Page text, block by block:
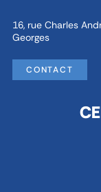
16, rue Charles
Georges
CONTACT